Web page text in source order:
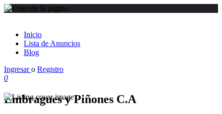
Inicio
Lista de Anuncios
Blog
Ingresaro Registro
0
Embragues y Piñones C.A